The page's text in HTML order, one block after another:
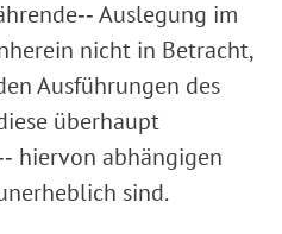
Auslegung im
nicht in Betracht,
Ausführungen des
überhaupt
hiervon abhängigen
sind.